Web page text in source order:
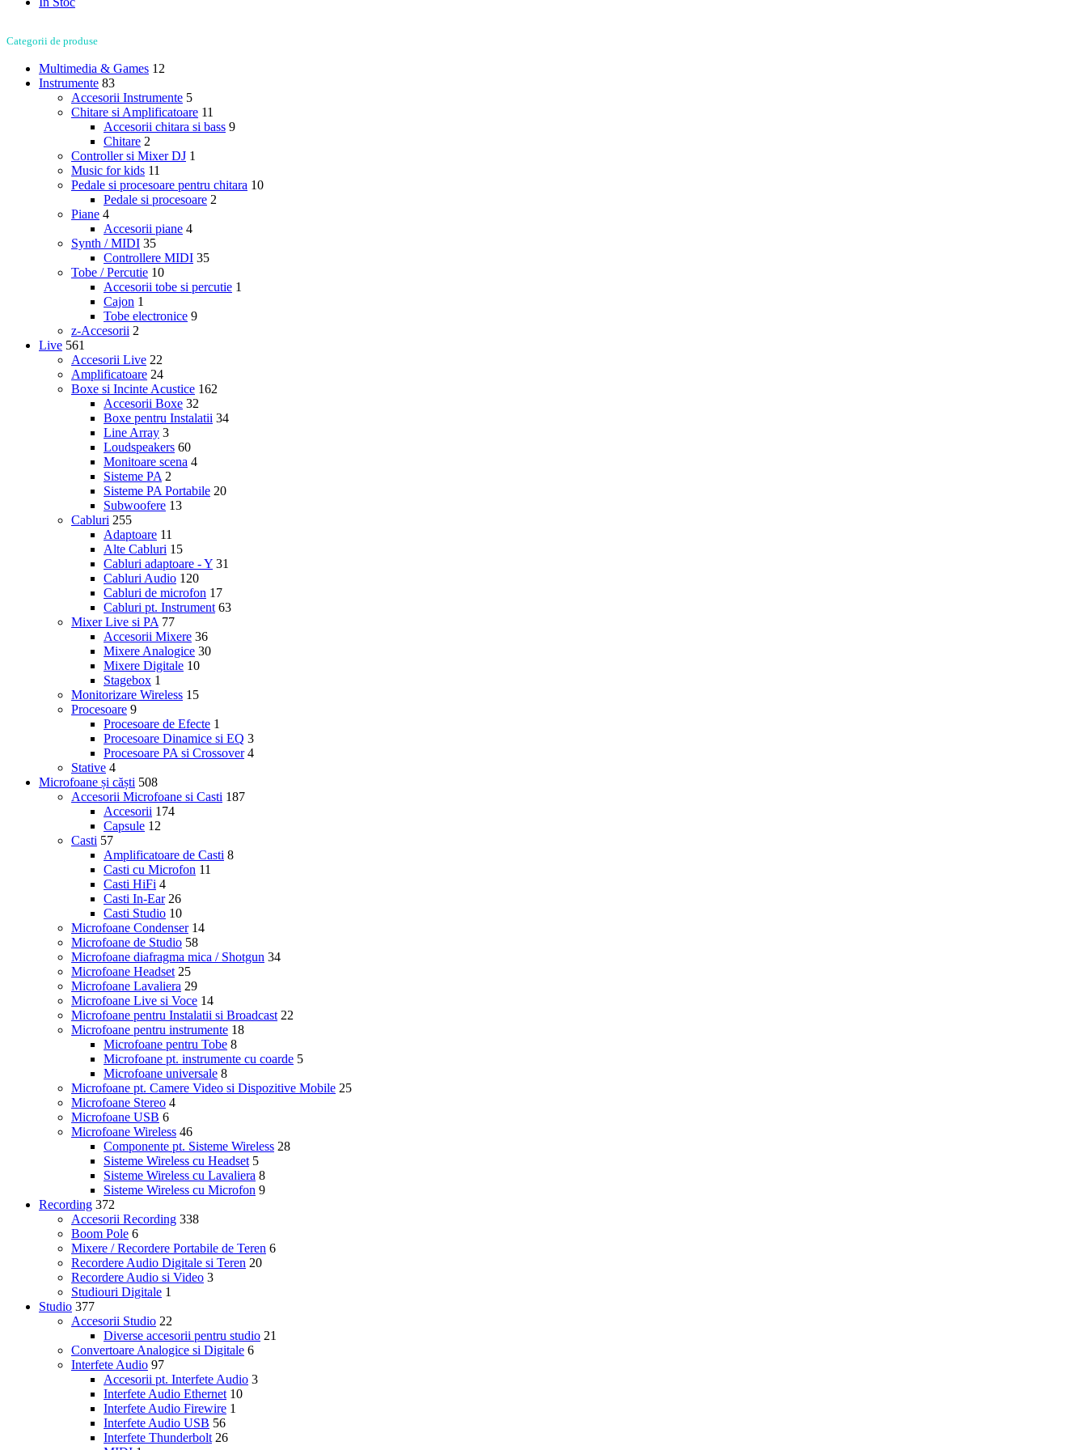
Categorii de produse
Multimedia & Games 12
Instrumente 83
Accesorii Instrumente 5
Chitare si Amplificatoare 11
Accesorii chitara si bass 9
Chitare 2
Controller si Mixer DJ 1
Music for kids 11
Pedale si procesoare pentru chitara 10
Pedale si procesoare 2
Piane 4
Accesorii piane 4
Synth / MIDI 35
Controllere MIDI 35
Tobe / Percutie 10
Accesorii tobe si percutie 1
Cajon 1
Tobe electronice 9
z-Accesorii 2
Live 561
Accesorii Live 22
Amplificatoare 24
Boxe si Incinte Acustice 162
Accesorii Boxe 32
Boxe pentru Instalatii 34
Line Array 3
Loudspeakers 60
Monitoare scena 4
Sisteme PA 2
Sisteme PA Portabile 20
Subwoofere 13
Cabluri 255
Adaptoare 11
Alte Cabluri 15
Cabluri adaptoare - Y 31
Cabluri Audio 120
Cabluri de microfon 17
Cabluri pt. Instrument 63
Mixer Live si PA 77
Accesorii Mixere 36
Mixere Analogice 30
Mixere Digitale 10
Stagebox 1
Monitorizare Wireless 15
Procesoare 9
Procesoare de Efecte 1
Procesoare Dinamice si EQ 3
Procesoare PA si Crossover 4
Stative 4
Microfoane și căști 508
Accesorii Microfoane si Casti 187
Accesorii 174
Capsule 12
Casti 57
Amplificatoare de Casti 8
Casti cu Microfon 11
Casti HiFi 4
Casti In-Ear 26
Casti Studio 10
Microfoane Condenser 14
Microfoane de Studio 58
Microfoane diafragma mica / Shotgun 34
Microfoane Headset 25
Microfoane Lavaliera 29
Microfoane Live si Voce 14
Microfoane pentru Instalatii si Broadcast 22
Microfoane pentru instrumente 18
Microfoane pentru Tobe 8
Microfoane pt. instrumente cu coarde 5
Microfoane universale 8
Microfoane pt. Camere Video si Dispozitive Mobile 25
Microfoane Stereo 4
Microfoane USB 6
Microfoane Wireless 46
Componente pt. Sisteme Wireless 28
Sisteme Wireless cu Headset 5
Sisteme Wireless cu Lavaliera 8
Sisteme Wireless cu Microfon 9
Recording 372
Accesorii Recording 338
Boom Pole 6
Mixere / Recordere Portabile de Teren 6
Recordere Audio Digitale si Teren 20
Recordere Audio si Video 3
Studiouri Digitale 1
Studio 377
Accesorii Studio 22
Diverse accesorii pentru studio 21
Convertoare Analogice si Digitale 6
Interfete Audio 97
Accesorii pt. Interfete Audio 3
Interfete Audio Ethernet 10
Interfete Audio Firewire 1
Interfete Audio USB 56
Interfete Thunderbolt 26